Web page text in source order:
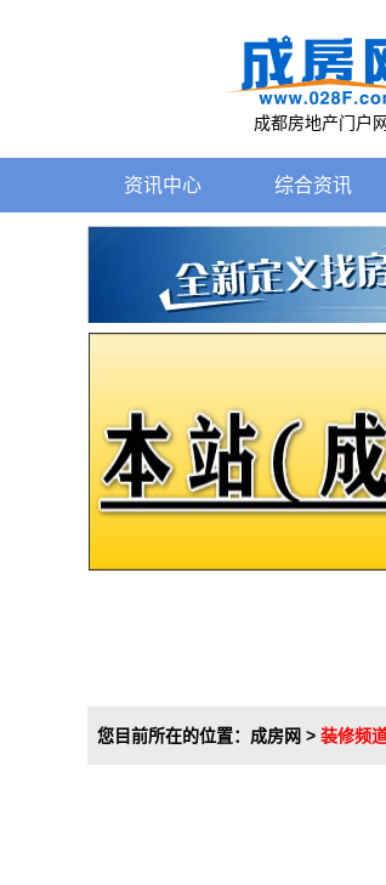
成都房地产门户
资讯中心 综合资讯
您目前所在的位置： 成房网 > 装修频